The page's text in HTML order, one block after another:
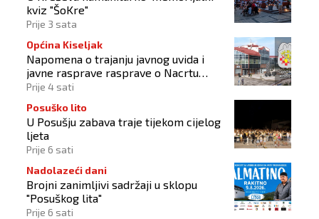
kviz "ŠoKre"
Prije 3 sata
Općina Kiseljak
Napomena o trajanju javnog uvida i
javne rasprave rasprave o Nacrtu
prostornog plana
Prije 4 sati
Posuško lito
U Posušju zabava traje tijekom cijelog
ljeta
Prije 6 sati
Nadolazeći dani
Brojni zanimljivi sadržaji u sklopu
"Posuškog lita"
Prije 6 sati